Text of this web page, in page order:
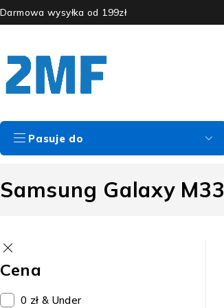
Darmowa wysyłka od 199zł
Pasuje do
Samsung Galaxy M33
Cena
0 zł & Under